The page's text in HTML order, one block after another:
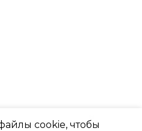
cookie, чтобы